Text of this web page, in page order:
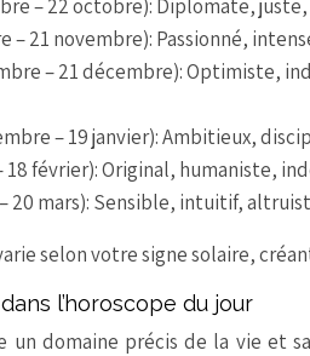
– 22 octobre): Diplomate,
– 21 novembre): Passionné,
– 21 décembre): Optimiste,
– 19 janvier): Ambitieux,
18 février): Original, humaniste,
20 mars): Sensible, intuitif,
selon votre signe solaire,
l’horoscope du jour
un domaine précis de la vie et